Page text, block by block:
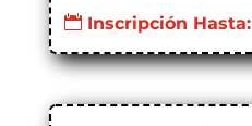
Inscripción Hasta: